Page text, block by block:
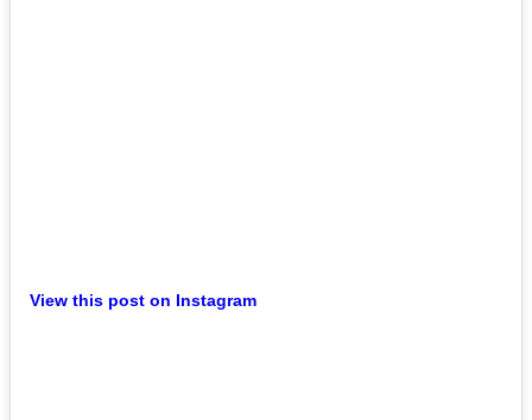
View this post on Instagram